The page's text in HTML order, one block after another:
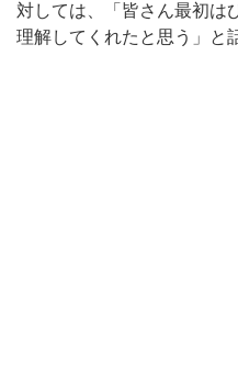
対しては、「皆さん最初は
理解してくれたと思う」と